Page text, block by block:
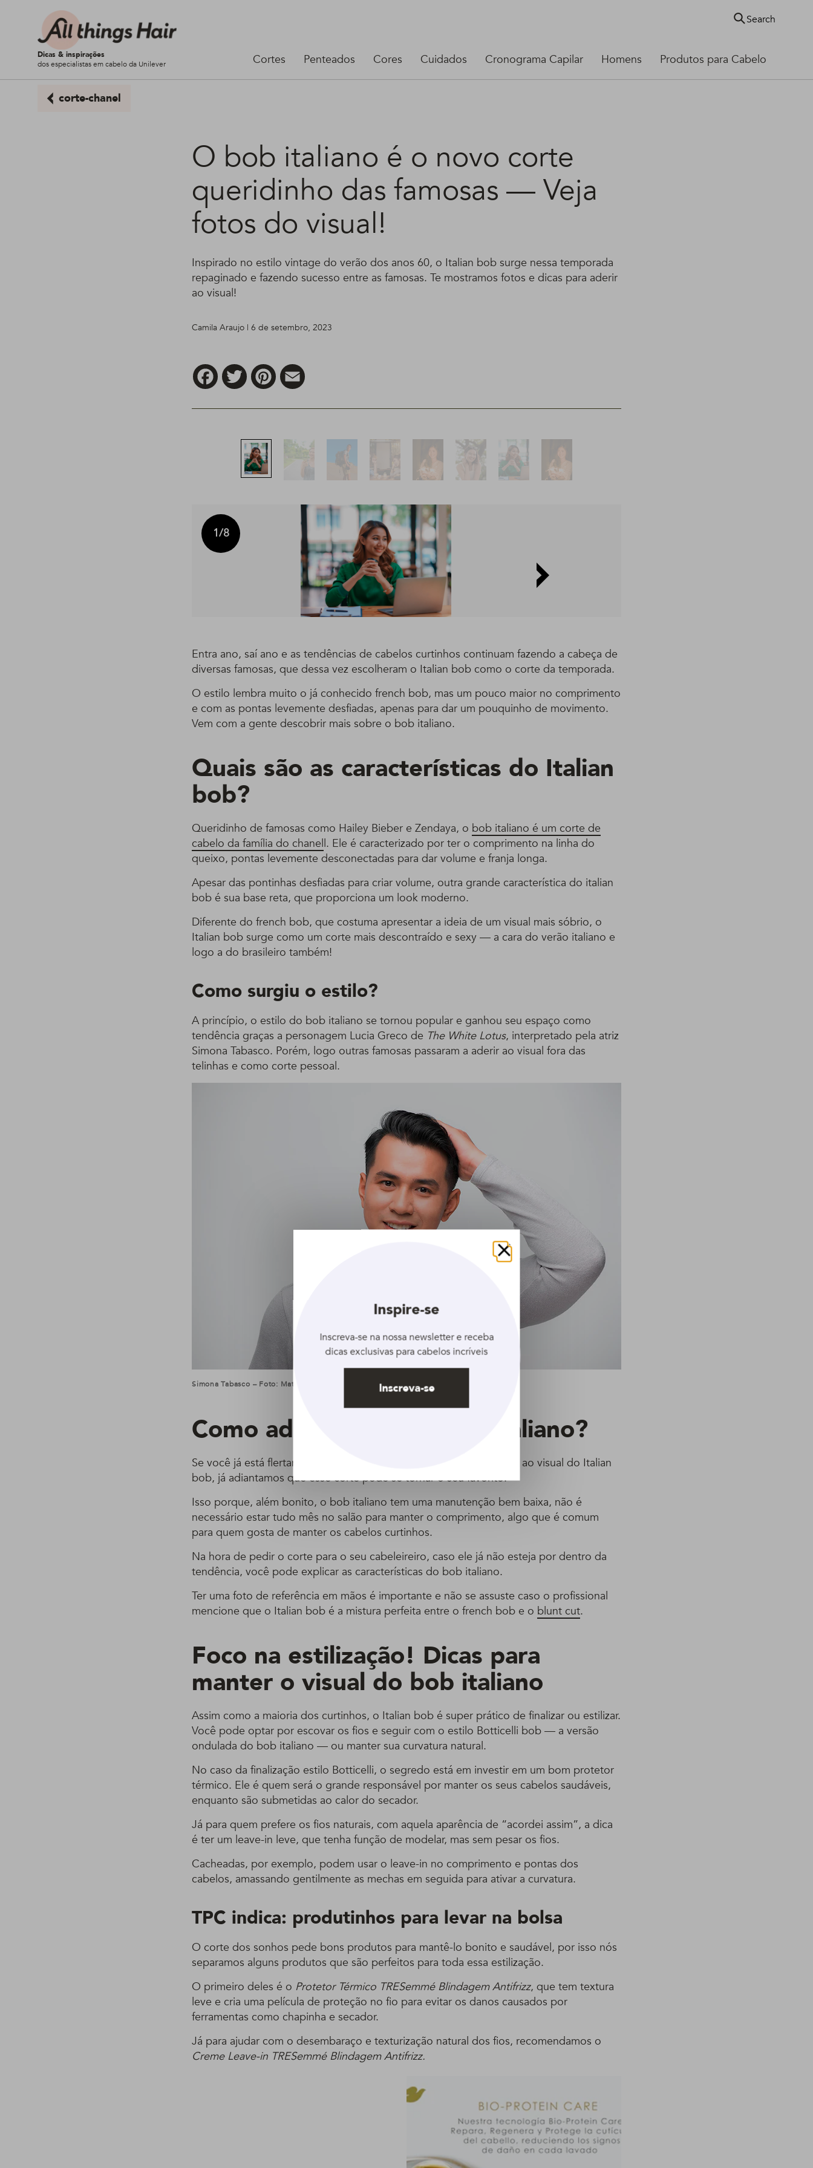
Dicas & inspirações
dos especialistas em cabelo da Unilever
Cortes Penteados Cores Cuidados Cronograma Capilar Homens Produtos para Cabelo
Search
corte-chanel
O bob italiano é o novo corte
queridinho das famosas — Veja
fotos do visual!
Inspirado no estilo vintage do verão dos anos 60, o Italian bob surge nessa temporada
repaginado e fazendo sucesso entre as famosas. Te mostramos fotos e dicas para aderir
ao visual!
Camila Araujo | 6 de setembro, 2023
FacebookTwitter Pinterest
1/8
Entra ano, saí ano e as tendências de cabelos curtinhos continuam fazendo a cabeça de
diversas famosas, que dessa vez escolheram o Italian bob como o corte da temporada.
O estilo lembra muito o já conhecido french bob, mas um pouco maior no comprimento
e com as pontas levemente desfiadas, apenas para dar um pouquinho de movimento.
Vem com a gente descobrir mais sobre o bob italiano.
Quais são as características do Italian
bob?
Queridinho de famosas como Hailey Bieber e Zendaya, o bob italiano é um corte de
cabelo da família do chanell. Ele é caracterizado por ter o comprimento na linha do
queixo, pontas levemente desconectadas para dar volume e franja longa.
Apesar das pontinhas desfiadas para criar volume, outra grande característica do italian
bob é sua base reta, que proporciona um look moderno.
Diferente do french bob, que costuma apresentar a ideia de um visual mais sóbrio, o
Italian bob surge como um corte mais descontraído e sexy — a cara do verão italiano e
logo a do brasileiro também!
Como surgiu o estilo?
A princípio, o estilo do bob italiano se tornou popular e ganhou seu espaço como
tendência graças a personagem Lucia Greco de The White Lotus, interpretado pela atriz
Simona Tabasco. Porém, logo outras famosas passaram a aderir ao visual fora das
telinhas e como corte pessoal.
Simona Tabasco – Foto: Matt Baron/BEI/Shutterstock
Como aderir ao corte bob italiano?
Se você já está flertando com a tesoura, pronta para mudar e aderir ao visual do Italian
bob, já adiantamos que esse corte pode se tornar o seu favorito!
Isso porque, além bonito, o bob italiano tem uma manutenção bem baixa, não é
necessário estar tudo mês no salão para manter o comprimento, algo que é comum
para quem gosta de manter os cabelos curtinhos.
Na hora de pedir o corte para o seu cabeleireiro, caso ele já não esteja por dentro da
tendência, você pode explicar as características do bob italiano.
Ter uma foto de referência em mãos é importante e não se assuste caso o profissional
mencione que o Italian bob é a mistura perfeita entre o french bob e o blunt cut.
Foco na estilização! Dicas para
manter o visual do bob italiano
Assim como a maioria dos curtinhos, o Italian bob é super prático de finalizar ou estilizar.
Você pode optar por escovar os fios e seguir com o estilo Botticelli bob — a versão
ondulada do bob italiano — ou manter sua curvatura natural.
No caso da finalização estilo Botticelli, o segredo está em investir em um bom protetor
térmico. Ele é quem será o grande responsável por manter os seus cabelos saudáveis,
enquanto são submetidas ao calor do secador.
Já para quem prefere os fios naturais, com aquela aparência de “acordei assim”, a dica
é ter um leave-in leve, que tenha função de modelar, mas sem pesar os fios.
Cacheadas, por exemplo, podem usar o leave-in no comprimento e pontas dos
cabelos, amassando gentilmente as mechas em seguida para ativar a curvatura.
TPC indica: produtinhos para levar na bolsa
O corte dos sonhos pede bons produtos para mantê-lo bonito e saudável, por isso nós
separamos alguns produtos que são perfeitos para toda essa estilização.
O primeiro deles é o Protetor Térmico TRESemmé Blindagem Antifrizz, que tem textura
leve e cria uma película de proteção no fio para evitar os danos causados por
ferramentas como chapinha e secador.
Já para ajudar com o desembaraço e texturização natural dos fios, recomendamos o
Creme Leave-in TRESemmé Blindagem Antifrizz.
Fechar
Inspire-se
Inscreva-se na nossa newsletter e receba
dicas exclusivas para cabelos incríveis
Inscreva-se